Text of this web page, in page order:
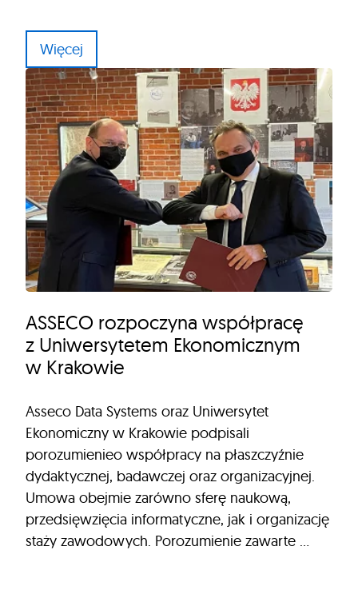
Więcej
ASSECO rozpoczyna współpracę
z Uniwersytetem Ekonomicznym
w Krakowie
Asseco Data Systems oraz Uniwersytet
Ekonomiczny w Krakowie podpisali
porozumienieo współpracy na płaszczyźnie
dydaktycznej, badawczej oraz organizacyjnej.
Umowa obejmie zarówno sferę naukową,
przedsięwzięcia informatyczne, jak i organizację
staży zawodowych. Porozumienie zawarte …